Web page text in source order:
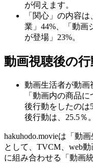
が伺えます。
「関心」の内容
業」44%、「動画
が登場」23%。
動画視聴後の行
動画生活者が動画
「動画内の商品
後行動をしたのは
後行動は、25.5％。
hakuhodo.movieは「動
として、TVCM、web
に組み合わせる「動画